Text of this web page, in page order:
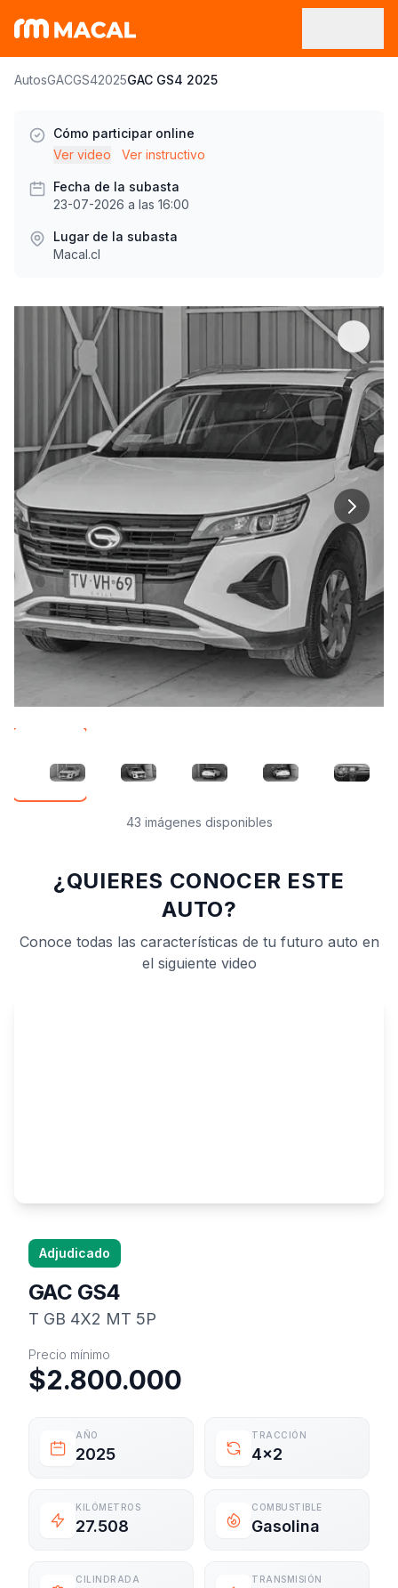
AutosGACGS42025GAC GS4 2025
Cómo participar online
Ver video
Ver instructivo
Fecha de la subasta
23-07-2026 a las 16:00
Lugar de la subasta
Macal.cl
Imagen 1 Imagen 2 Imagen 3 Imagen 4 Imagen 5
43 imágenes disponibles
¿QUIERES CONOCER ESTE
AUTO?
Conoce todas las características de tu futuro auto en
el siguiente video
Adjudicado
GAC GS4
T GB 4X2 MT 5P
Información del vehículo
Precio mínimo
$2.800.000
AÑO
2025
TRACCIÓN
4x2
KILÓMETROS
27.508
COMBUSTIBLE
Gasolina
CILINDRADA TRANSMISIÓN